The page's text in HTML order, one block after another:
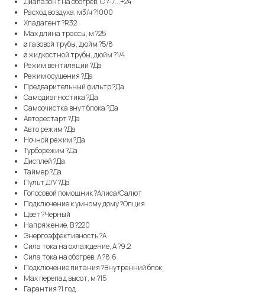
Расход воздуха, м3/ч ?1000
Хладагент ?R32
Max длина трассы, м ?25
ø газовой трубы, дюйм ?5/8
ø жидкостной трубы, дюйм ?1/4
Режим вентиляции ?Да
Режим осушения ?Да
Предварительный фильтр ?Да
Самодиагностика ?Да
Самоочистка внут блока ?Да
Авторестарт ?Да
Авто режим ?Да
Ночной режим ?Да
Турборежим ?Да
Дисплей ?Да
Таймер ?Да
Пульт Д/У ?Да
Голосовой помощник ?Алиса/Салют
Подключение к умному дому ?Опция
Цвет ?Черный
Напряжение, В ?220
Энергоэффективность ?A
Сила тока на охлаждение, А ?9.2
Сила тока на обогрев, А ?8.6
Подключение питания ?Внутренний блок
Max перепад высот, м ?15
Гарантия ?1 год